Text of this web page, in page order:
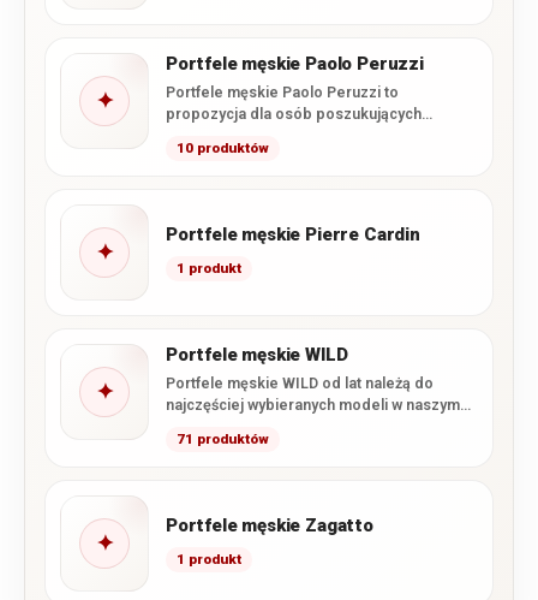
✦
Portfele męskie Paolo Peruzzi
Portfele męskie Paolo Peruzzi to
propozycja dla osób poszukujących
funkcjonalnego wnętrza i starannego…
10 produktów
✦
Portfele męskie Pierre Cardin
1 produkt
✦
Portfele męskie WILD
Portfele męskie WILD od lat należą do
najczęściej wybieranych modeli w naszym
71 produktów
✦
Portfele męskie Zagatto
1 produkt